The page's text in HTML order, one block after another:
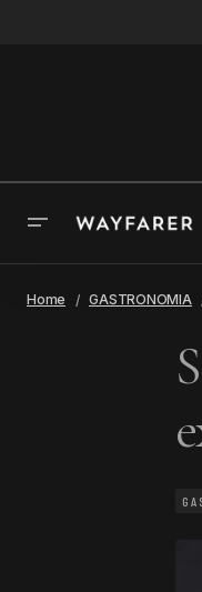
Home GASTRONOMIA